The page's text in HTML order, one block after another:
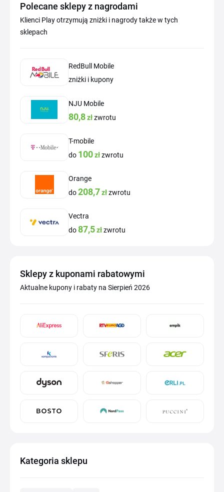
Polecane sklepy z nagrodami
Klienci Play otrzymują zniżki i nagrody także w tych
sklepach
RedBull Mobile
zniżki i kupony
NJU Mobile
80,8złzwrotu
T-mobile
do 100złzwrotu
Orange
do208,7złzwrotu
Vectra
do87,5złzwrotu
Sklepy z kuponami rabatowymi
Aktualne kupony i rabaty na Sierpień 2026
Kategoria sklepu